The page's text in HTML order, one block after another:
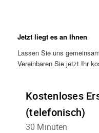
Jetzt liegt es an Ihnen
Lassen Sie uns
Vereinbaren Sie jetzt Ihr